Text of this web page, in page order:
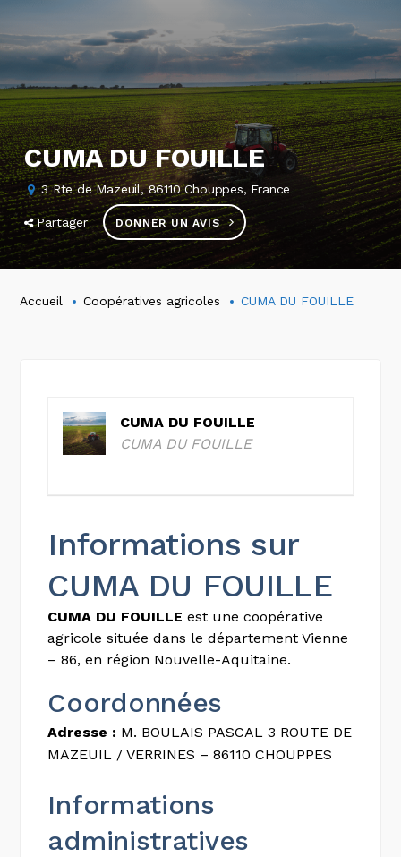
CUMA DU FOUILLE
3 Rte de Mazeuil, 86110 Chouppes, France
Partager DONNER UN AVIS
Accueil Coopératives agricoles CUMA DU FOUILLE
CUMA DU FOUILLE
CUMA DU FOUILLE
Informations sur
CUMA DU FOUILLE
CUMA DU FOUILLE est une coopérative
agricole située dans le département Vienne
– 86, en région Nouvelle-Aquitaine.
Coordonnées
Adresse : M. BOULAIS PASCAL 3 ROUTE DE
MAZEUIL / VERRINES – 86110 CHOUPPES
Informations
administratives